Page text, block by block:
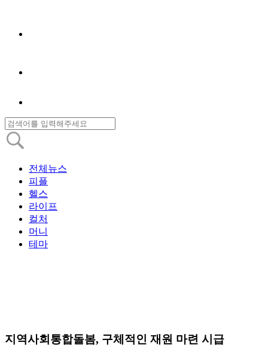
전체뉴스
피플
헬스
라이프
컬처
머니
테마
지역사회통합돌봄, 구체적인 재원 마련 시급